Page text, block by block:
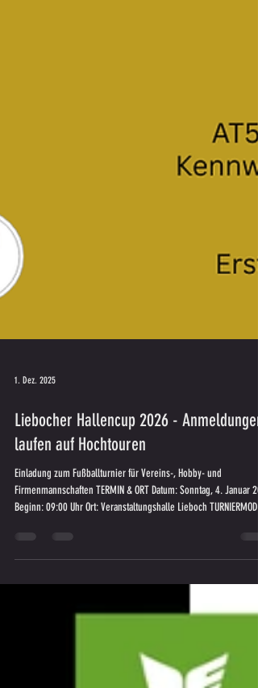
Liebocher Hallencup 2026 - Anmeldungen
laufen auf Hochtouren
Einladung zum Fußballturnier für Vereins-, Hobby- und
Beginn: 09:00 Uhr Ort: Veranstaltungshalle Lieboch
Nenngeld: €130,00 Anmeldeschluss: 27.12.2025 Bankverbindung:
Kennwort: Hallen-Cup 2026 + Teamname WICHTIG: Anmeldung ist